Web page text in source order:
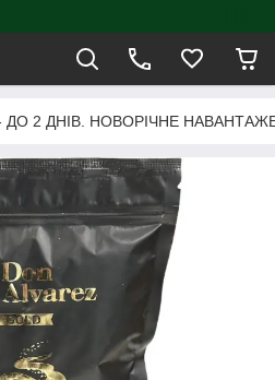
ДО 2 ДНІВ. НОВОРІЧНЕ